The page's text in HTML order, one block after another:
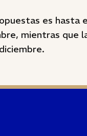
es hasta
mientras que